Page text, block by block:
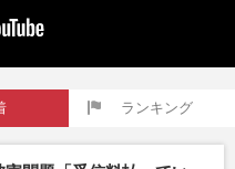
ランキング